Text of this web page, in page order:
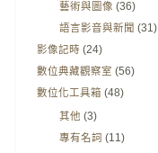
藝術與圖像 (36)
語言影音與新聞 (31)
影像記時 (24)
數位典藏觀察室 (56)
數位化工具箱 (48)
其他 (3)
專有名詞 (11)